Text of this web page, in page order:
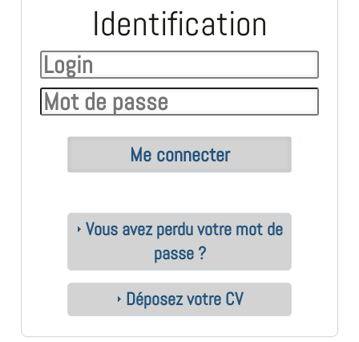
Identification
Vous avez perdu votre mot de
passe ?
Déposez votre CV